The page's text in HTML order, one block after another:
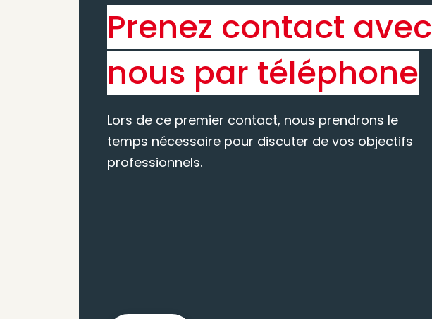
Prenez contact avec
nous par téléphone
Lors de ce premier contact, nous prendrons le
temps nécessaire pour discuter de vos objectifs
professionnels.